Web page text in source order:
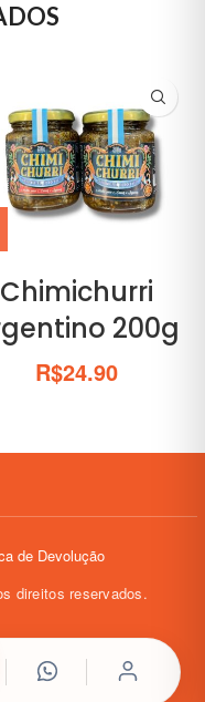
Chimichurri
200g
R$24.90
de Devolução
direitos reservados.